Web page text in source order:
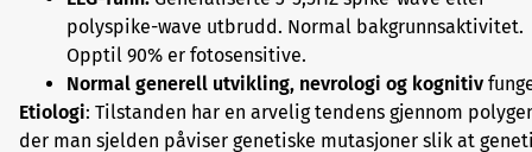
polyspike-wave utbrudd. Normal bakgrunnsaktivitet.
Opptil 90% er fotosensitive.
Normal generell utvikling, nevrologi og kognitiv
Etiologi: Tilstanden har en arvelig tendens gjennom
der man sjelden påviser genetiske mutasjoner slik at